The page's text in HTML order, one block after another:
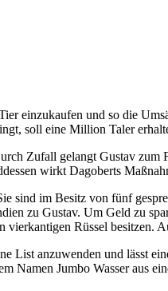
einzukaufen und so die
soll eine Million Taler
Zufall gelangt Gustav
wirkt Dagoberts
sind im Besitz von fünf
zu Gustav. Um Geld zu
Rüssel besitzen.
List anzuwenden und lässt
Namen Jumbo Wasser aus